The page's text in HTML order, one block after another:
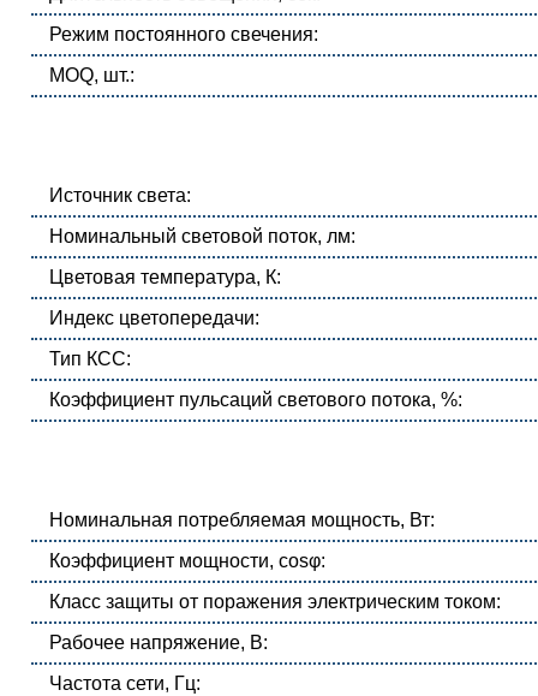
Режим постоянного свечения:
MOQ, шт.:
Источник света:
Номинальный световой поток, лм:
Цветовая температура, К:
Индекс цветопередачи:
Тип КСС:
Коэффициент пульсаций светового потока, %:
Номинальная потребляемая мощность, Вт:
Коэффициент мощности, cosφ:
Класс защиты от поражения электрическим током:
Рабочее напряжение, В:
Частота сети, Гц: